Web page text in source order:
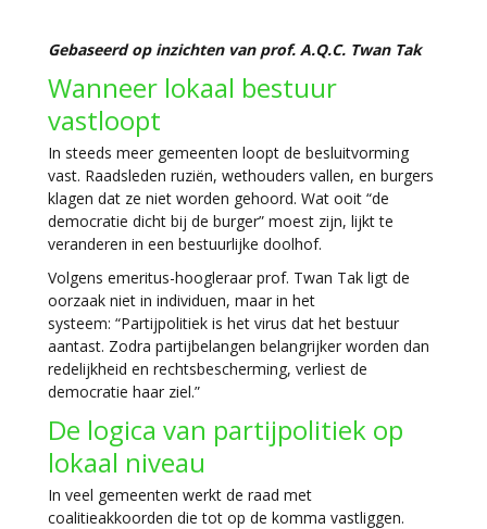
Gebaseerd op inzichten van prof. A.Q.C. Twan Tak
Wanneer lokaal bestuur
vastloopt
In steeds meer gemeenten loopt de besluitvorming
vast. Raadsleden ruziën, wethouders vallen, en burgers
klagen dat ze niet worden gehoord. Wat ooit “de
democratie dicht bij de burger” moest zijn, lijkt te
veranderen in een bestuurlijke doolhof.
Volgens emeritus-hoogleraar prof. Twan Tak ligt de
oorzaak niet in individuen, maar in het
systeem: “Partijpolitiek is het virus dat het bestuur
aantast. Zodra partijbelangen belangrijker worden dan
redelijkheid en rechtsbescherming, verliest de
democratie haar ziel.”
De logica van partijpolitiek op
lokaal niveau
In veel gemeenten werkt de raad met
coalitieakkoorden die tot op de komma vastliggen.